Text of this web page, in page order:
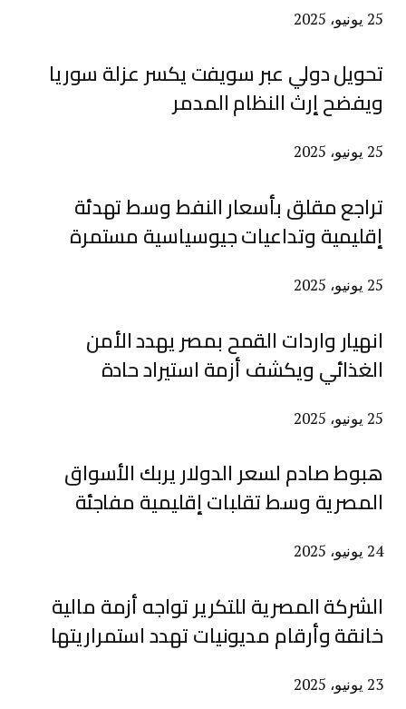
25 يونيو، 2025
تحويل دولي عبر سويفت يكسر عزلة سوريا
ويفضح إرث النظام المدمر
25 يونيو، 2025
تراجع مقلق بأسعار النفط وسط تهدئة
إقليمية وتداعيات جيوسياسية مستمرة
25 يونيو، 2025
انهيار واردات القمح بمصر يهدد الأمن
الغذائي ويكشف أزمة استيراد حادة
25 يونيو، 2025
هبوط صادم لسعر الدولار يربك الأسواق
المصرية وسط تقلبات إقليمية مفاجئة
24 يونيو، 2025
الشركة المصرية للتكرير تواجه أزمة مالية
خانقة وأرقام مديونيات تهدد استمراريتها
23 يونيو، 2025